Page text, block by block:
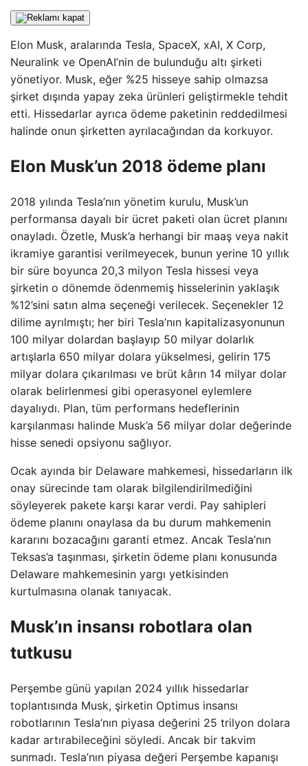
Elon Musk, aralarında Tesla, SpaceX, xAI, X Corp,
Neuralink ve OpenAI’nin de bulunduğu altı şirketi
yönetiyor. Musk, eğer %25 hisseye sahip olmazsa
şirket dışında yapay zeka ürünleri geliştirmekle tehdit
etti. Hissedarlar ayrıca ödeme paketinin reddedilmesi
halinde onun şirketten ayrılacağından da korkuyor.
Elon Musk’un 2018 ödeme planı
2018 yılında Tesla’nın yönetim kurulu, Musk’un
performansa dayalı bir ücret paketi olan ücret planını
onayladı. Özetle, Musk’a herhangi bir maaş veya nakit
ikramiye garantisi verilmeyecek, bunun yerine 10 yıllık
bir süre boyunca 20,3 milyon Tesla hissesi veya
şirketin o dönemde ödenmemiş hisselerinin yaklaşık
%12’sini satın alma seçeneği verilecek. Seçenekler 12
dilime ayrılmıştı; her biri Tesla’nın kapitalizasyonunun
100 milyar dolardan başlayıp 50 milyar dolarlık
artışlarla 650 milyar dolara yükselmesi, gelirin 175
milyar dolara çıkarılması ve brüt kârın 14 milyar dolar
olarak belirlenmesi gibi operasyonel eylemlere
dayalıydı. Plan, tüm performans hedeflerinin
karşılanması halinde Musk’a 56 milyar dolar değerinde
hisse senedi opsiyonu sağlıyor.
Ocak ayında bir Delaware mahkemesi, hissedarların ilk
onay sürecinde tam olarak bilgilendirilmediğini
söyleyerek pakete karşı karar verdi. Pay sahipleri
ödeme planını onaylasa da bu durum mahkemenin
kararını bozacağını garanti etmez. Ancak Tesla’nın
Teksas’a taşınması, şirketin ödeme planı konusunda
Delaware mahkemesinin yargı yetkisinden
kurtulmasına olanak tanıyacak.
Musk’ın insansı robotlara olan
tutkusu
Perşembe günü yapılan 2024 yıllık hissedarlar
toplantısında Musk, şirketin Optimus insansı
robotlarının Tesla’nın piyasa değerini 25 trilyon dolara
kadar artırabileceğini söyledi. Ancak bir takvim
sunmadı. Tesla’nın piyasa değeri Perşembe kapanışı